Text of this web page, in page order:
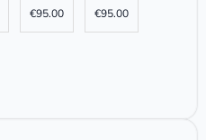
€95.00 €95.00